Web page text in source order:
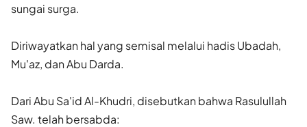
sungai surga.
Diriwayatkan hal yang semisal melalui hadis Ubadah,
Mu'az, dan Abu Darda.
Dari Abu Sa'id Al-Khudri, disebutkan bahwa Rasulullah
Saw. telah bersabda: